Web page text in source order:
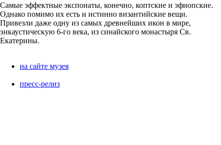
Самые эффектные экспонаты, конечно, коптские и эфиопские.
Однако помимо их есть и истинно византийские вещи.
Привезли даже одну из самых древнейших икон в мире,
энкаустическую 6-го века, из синайского монастыря Св.
Екатерины.
на сайте музея
пресс-релиз